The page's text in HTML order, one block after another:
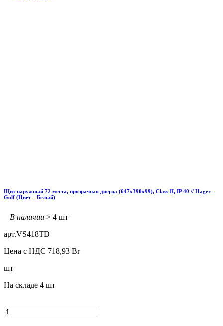
Щит наружный 72 места, прозрачная дверца (647х390х99), Class II, IP 40 // Hager –
Golf (Цвет – Белый)
В наличии > 4 шт
арт.VS418TD
Цена с НДС 718,93 Br
шт
На складе 4 шт